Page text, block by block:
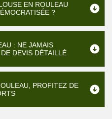
EN ROULEAU
?
: NE JAMAIS
DEVIS DÉTAILLÉ
PROFITEZ DE